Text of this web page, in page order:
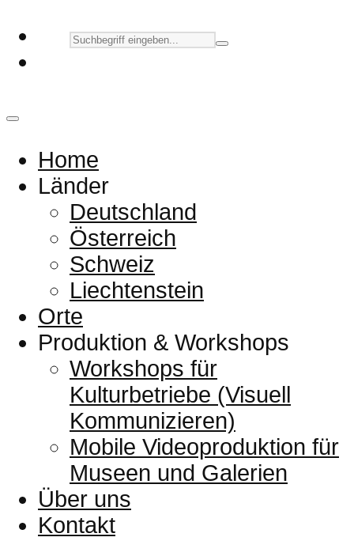
Home
Länder
Deutschland
Österreich
Schweiz
Liechtenstein
Orte
Produktion & Workshops
Workshops für
Kulturbetriebe (Visuell
Kommunizieren)
Mobile Videoproduktion für
Museen und Galerien
Über uns
Kontakt